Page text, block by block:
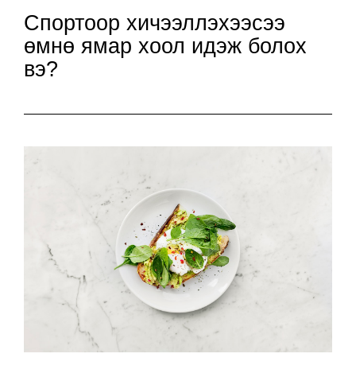
Спортоор хичээллэхээсээ
өмнө ямар хоол идэж болох
вэ?